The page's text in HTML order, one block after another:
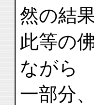
然の結
此等の
ながら
一部分